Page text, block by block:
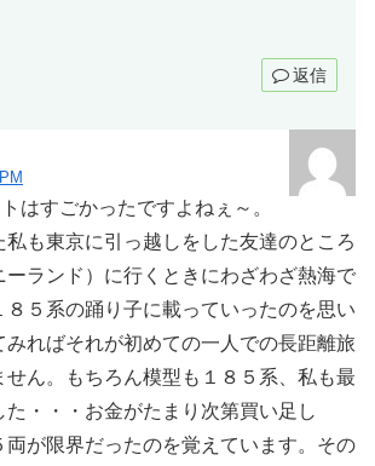
返信
はすごかったですよねぇ～。
私も東京に引っ越しをした友達のところ
ーランド）に行くときにわざわざ熱海で
８５系の踊り子に載っていったのを思い
みればそれが初めての一人での長距離旅
せん。もちろん模型も１８５系、私も最
・・・お金がたまり次第買い足し
両が限界だったのを覚えています。その